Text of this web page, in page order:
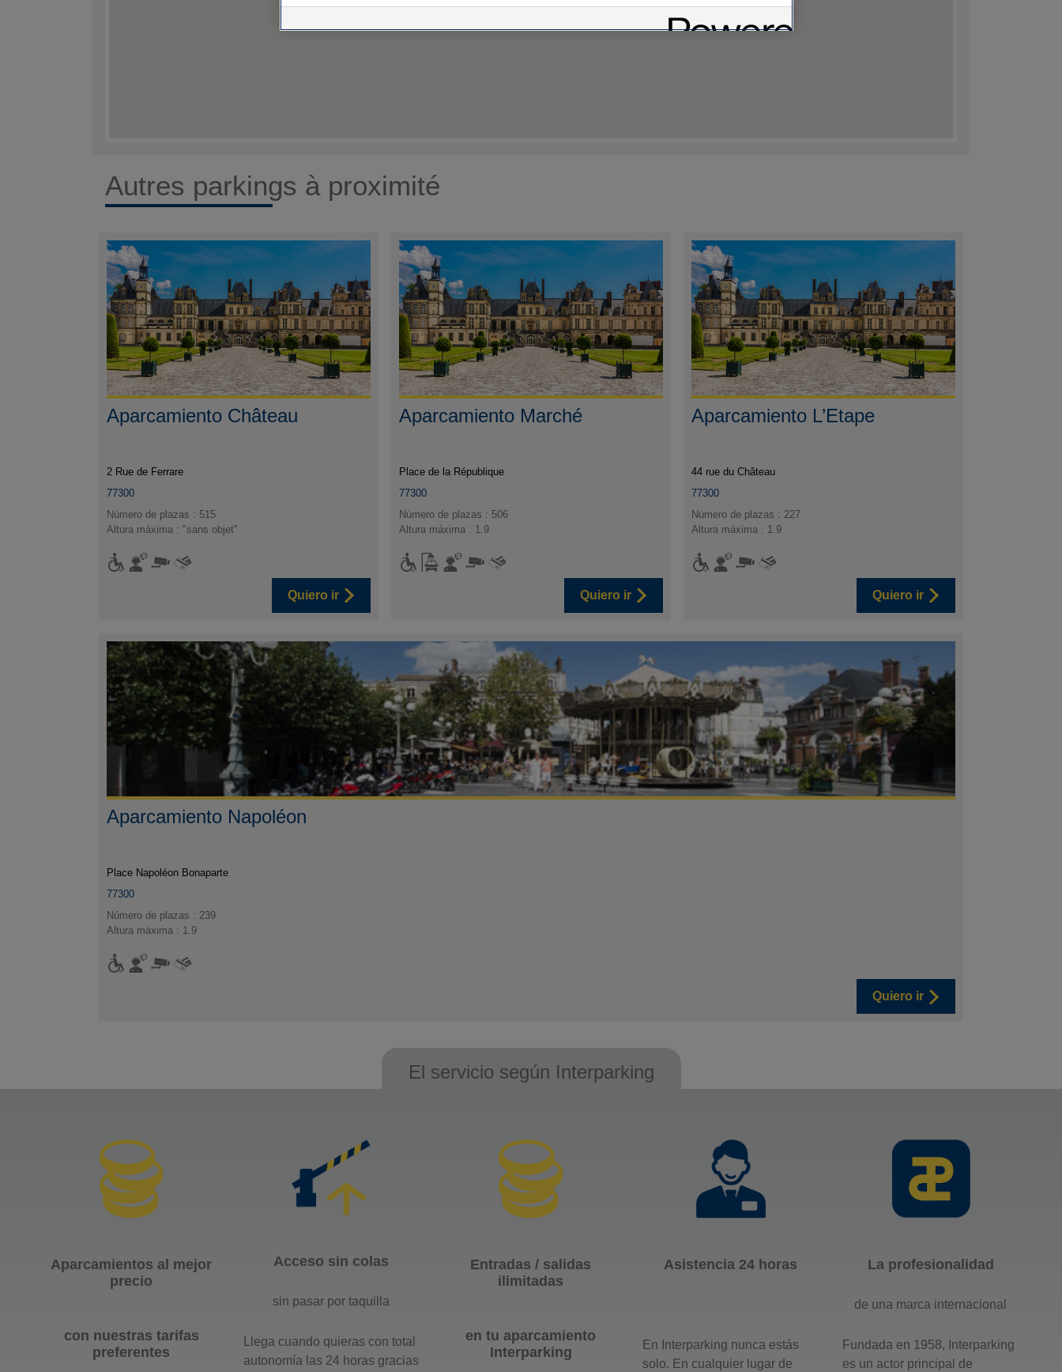
Autres parkings à proximité
Aparcamiento Château
2 Rue de Ferrare
77300
Número de plazas : 515
Altura máxima : "sans objet"
Quiero ir
Aparcamiento Marché
Place de la République
77300
Número de plazas : 506
Altura máxima : 1.9
Quiero ir
Aparcamiento L’Etape
44 rue du Château
77300
Número de plazas : 227
Altura máxima : 1.9
Quiero ir
Aparcamiento Napoléon
Place Napoléon Bonaparte
77300
Número de plazas : 239
Altura máxima : 1.9
Quiero ir
El servicio según Interparking
Aparcamientos al mejor
precio
con nuestras tarifas
preferentes
Acceso sin colas
sin pasar por taquilla
Llega cuando quieras con total
autonomía las 24 horas gracias
Entradas / salidas
ilimitadas
en tu aparcamiento
Interparking
Asistencia 24 horas
En Interparking nunca estás
solo. En cualquier lugar de
La profesionalidad
de una marca internacional
Fundada en 1958, Interparking
es un actor principal de